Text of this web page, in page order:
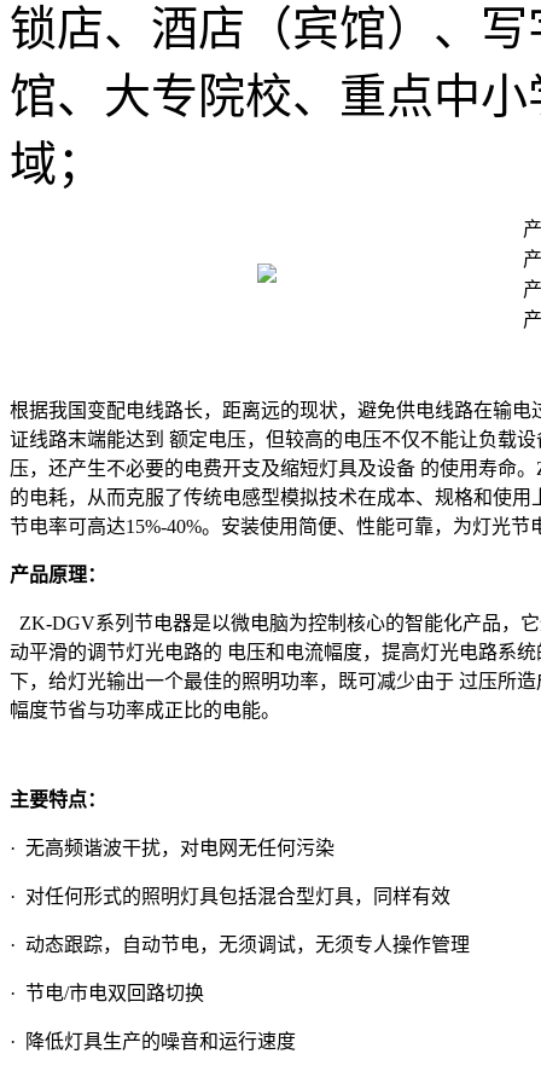
锁店、酒店（宾馆）、
馆、大专院校、重点中
域；
根据我国变配电线路长，距离远的现状，避免供电线路在输
证线路末端能达到 额定电压，但较高的电压不仅不能让负载
压，还产生不必要的电费开支及缩短灯具及设备 的使用寿命
的电耗，从而克服了传统电感型模拟技术在成本、规格和使
节电率可高达15%-40%。安装使用简便、性能可靠，为灯光节
产品原理：
ZK-DGV系列节电器是以微电脑为控制核心的智能化产品，
动平滑的调节灯光电路的 电压和电流幅度，提高灯光电路系
下，给灯光输出一个最佳的照明功率，既可减少由于 过压所
幅度节省与功率成正比的电能。
主要特点：
· 无高频谐波干扰，对电网无任何污染
· 对任何形式的照明灯具包括混合型灯具，同样有效
· 动态跟踪，自动节电，无须调试，无须专人操作管理
· 节电/市电双回路切换
· 降低灯具生产的噪音和运行速度